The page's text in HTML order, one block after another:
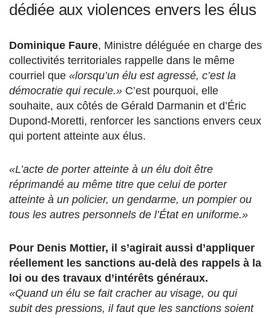
dédiée aux violences envers les élus
Dominique Faure, Ministre déléguée en charge des
collectivités territoriales rappelle dans le même
courriel que «lorsqu’un élu est agressé, c’est la
démocratie qui recule.» C’est pourquoi, elle
souhaite, aux côtés de Gérald Darmanin et d’Éric
Dupond-Moretti, renforcer les sanctions envers ceux
qui portent atteinte aux élus.
«L’acte de porter atteinte à un élu doit être
réprimandé au même titre que celui de porter
atteinte à un policier, un gendarme, un pompier ou
tous les autres personnels de l’État en uniforme.»
Pour Denis Mottier, il s’agirait aussi d’appliquer
réellement les sanctions au-delà des rappels à la
loi ou des travaux d’intérêts généraux.
«Quand un élu se fait cracher au visage, ou qui
subit des pressions, il faut que les sanctions soient